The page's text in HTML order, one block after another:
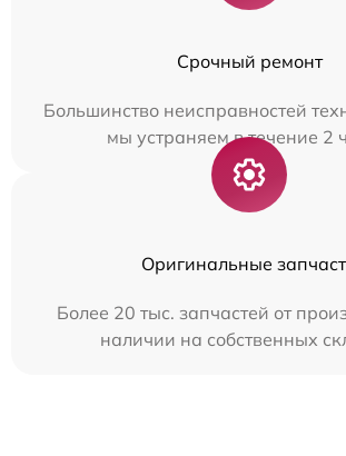
Срочный ремонт
Большинство неисправностей
мы устраняем в течение 2
Оригинальные
Более 20 тыс. запчастей от
наличии на собственных